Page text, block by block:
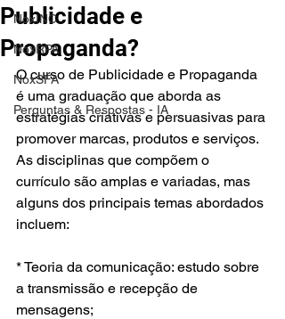
NoxINC
NoxRPA
NoxSFA
Perguntas & Respostas - IA
Publicidade e
Propaganda?
O curso de Publicidade e Propaganda
é uma graduação que aborda as
estratégias criativas e persuasivas para
promover marcas, produtos e serviços.
As disciplinas que compõem o
currículo são amplas e variadas, mas
alguns dos principais temas abordados
incluem:
* Teoria da comunicação: estudo sobre
a transmissão e recepção de
mensagens;